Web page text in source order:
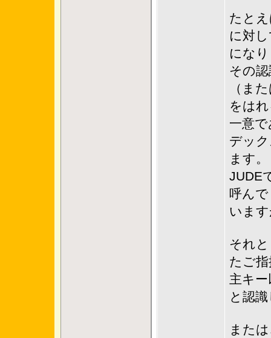
たと
に対
にな
その
（ま
をは
一意
デッ
ます。
JUDE
呼ん
いま
それ
たご
主キ
と認
また